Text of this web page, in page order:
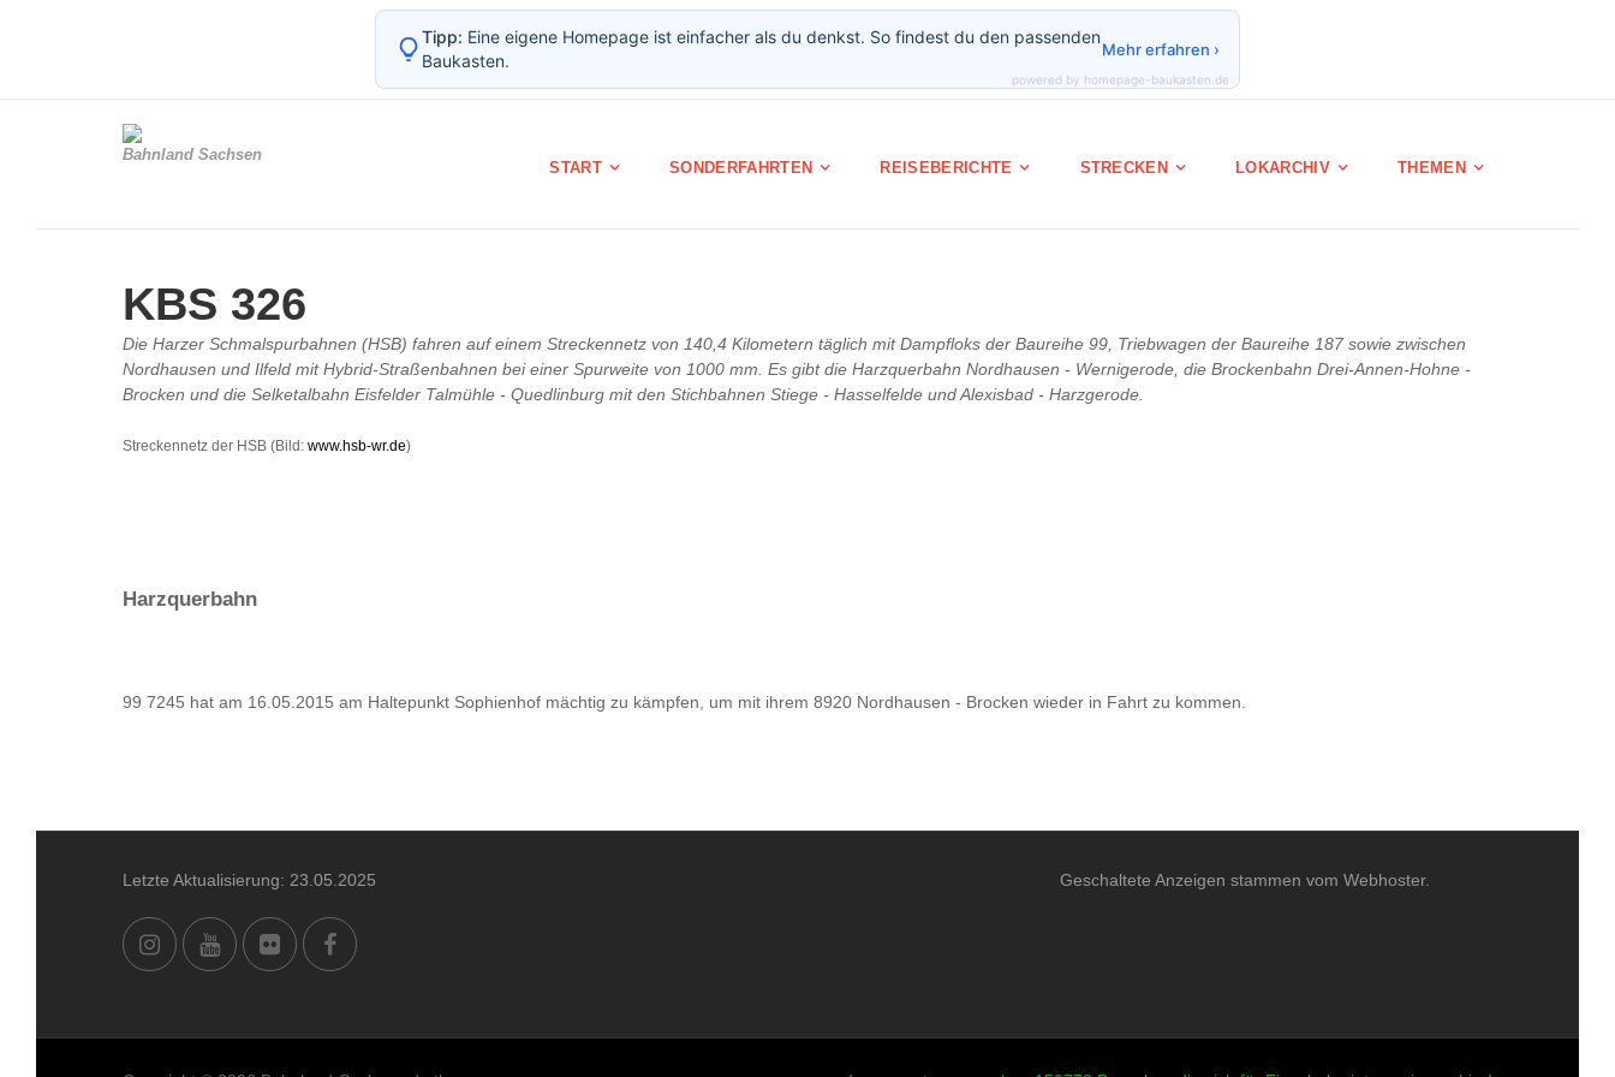
Bahnland Sachsen
START SONDERFAHRTEN REISEBERICHTE STRECKEN LOKARCHIV THEMEN
KBS 326
Die Harzer Schmalspurbahnen (HSB) fahren auf einem Streckennetz von 140,4 Kilometern täglich mit Dampfloks der Baureihe 99, Triebwagen der Baureihe 187 sowie zwischen
Nordhausen und Ilfeld mit Hybrid-Straßenbahnen bei einer Spurweite von 1000 mm. Es gibt die Harzquerbahn Nordhausen - Wernigerode, die Brockenbahn Drei-Annen-Hohne -
Brocken und die Selketalbahn Eisfelder Talmühle - Quedlinburg mit den Stichbahnen Stiege - Hasselfelde und Alexisbad - Harzgerode.
Streckennetz der HSB (Bild: www.hsb-wr.de)
Harzquerbahn
99 7245 hat am 16.05.2015 am Haltepunkt Sophienhof mächtig zu kämpfen, um mit ihrem 8920 Nordhausen - Brocken wieder in Fahrt zu kommen.
Letzte Aktualisierung: 23.05.2025 Geschaltete Anzeigen stammen vom Webhoster.
Tipp: Eine eigene Homepage ist einfacher als du denkst. So findest du den passenden
Baukasten.
Mehr erfahren ›
powered by homepage-baukasten.de